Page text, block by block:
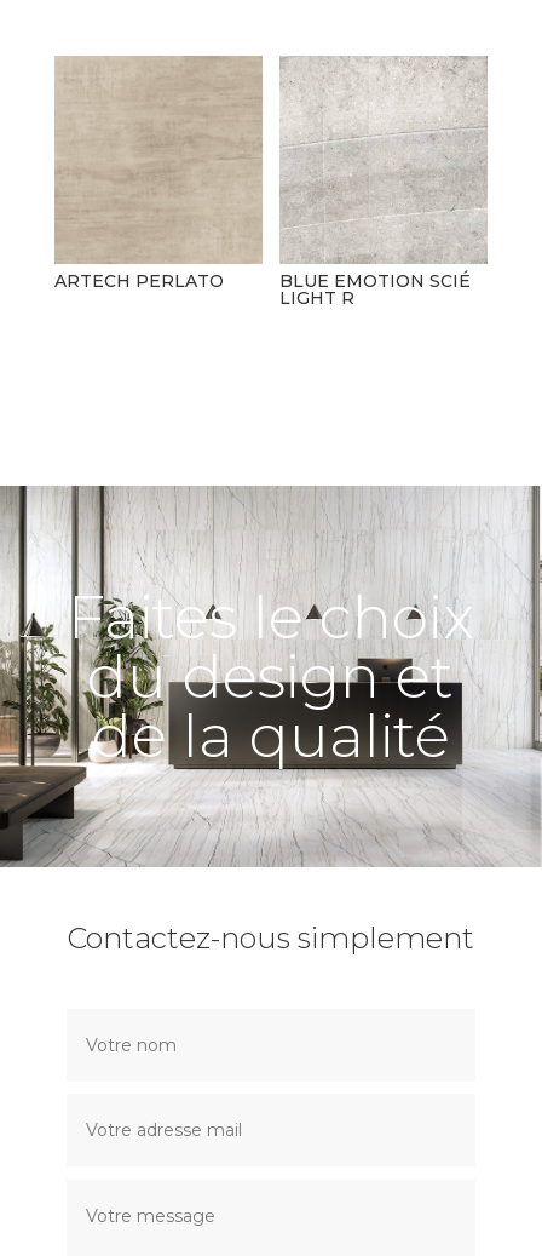
ARTECH PERLATO BLUE EMOTION SCIÉ
LIGHT R
Faites le choix
du design et
de la qualité
Contactez-nous simplement